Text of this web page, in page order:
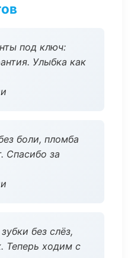
под ключ:
Улыбка как
боли, пломба
Спасибо за
без слёз,
Теперь ходим с